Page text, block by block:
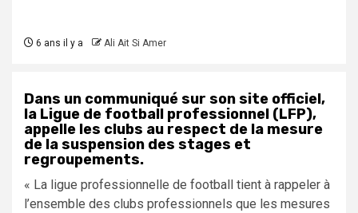
6 ans il y a Ali Ait Si Amer
Dans un communiqué sur son site officiel,
la Ligue de football professionnel (LFP),
appelle les clubs au respect de la mesure
de la suspension des stages et
regroupements.
« La ligue professionnelle de football tient à rappeler à
l’ensemble des clubs professionnels que les mesures